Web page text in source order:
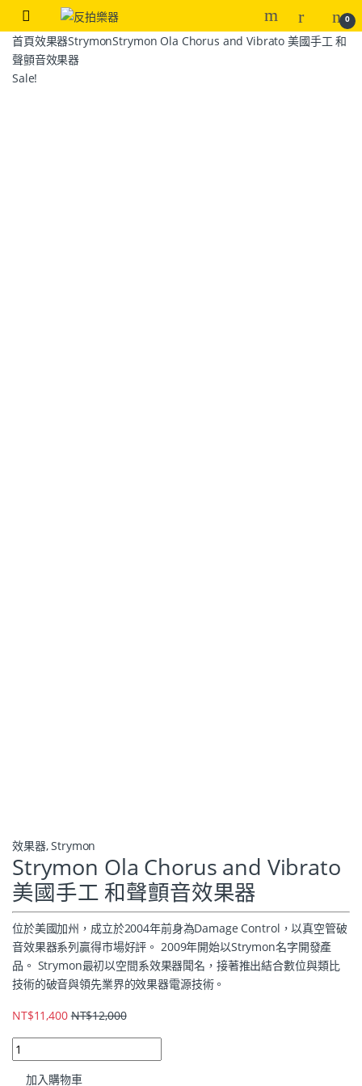
0
首頁效果器StrymonStrymon Ola Chorus and Vibrato 美國手工 和
聲顫音效果器
Sale!
效果器,Strymon
Strymon Ola Chorus and Vibrato
美國手工 和聲顫音效果器
位於美國加州，成立於2004年前身為Damage Control，以真空管破
音效果器系列贏得市場好評。 2009年開始以Strymon名字開發產
品。 Strymon最初以空間系效果器聞名，接著推出結合數位與類比
技術的破音與領先業界的效果器電源技術。
NT$11,400 NT$12,000
加入購物車